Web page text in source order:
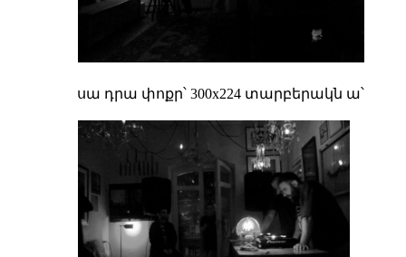
սա դրա փոքր՝ 300x224 տարբերակն ա՝